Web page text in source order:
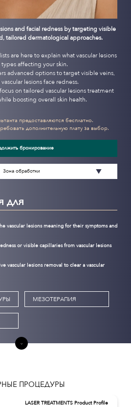
and facial redness by targeting visible
tailored dermatological approaches.
are here to explain what vascular lesions
affecting your skin.
advanced options to target visible veins,
lesions face redness.
on tailored vascular lesions treatment
boosting overall skin health.
предоставляются бесплатно.
дополнительную плату за выбор.
бронирование
Зона обработки
для
vascular lesions meaning for their symptoms and
or visible capillaries from vascular lesions
vascular lesions removal to clear a vascular
МЕЗОТЕРАПИЯ
ПРОЦЕДУРЫ
LASER TREATMENTS Product Profile